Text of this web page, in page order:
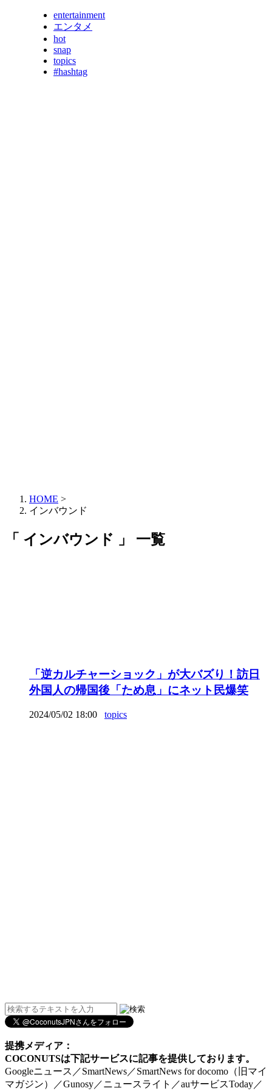
entertainment
エンタメ
hot
snap
topics
#hashtag
HOME >
インバウンド
「 インバウンド 」 一覧
「逆カルチャーショック」が大バズり！訪日
外国人の帰国後「ため息」にネット民爆笑
2024/05/02 18:00 topics
提携メディア：
COCONUTSは下記サービスに記事を提供しております。
Googleニュース／SmartNews／SmartNews for docomo（旧マイ
マガジン）／Gunosy／ニュースライト／auサービスToday／